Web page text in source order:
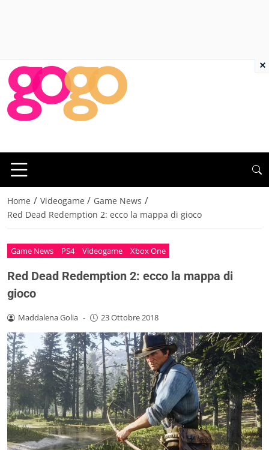
Home / Videogame / Game News /
Red Dead Redemption 2: ecco la mappa di gioco
Game News PS4 Videogame Xbox One
Red Dead Redemption 2: ecco la mappa di
gioco
Maddalena Golia - 23 Ottobre 2018
×